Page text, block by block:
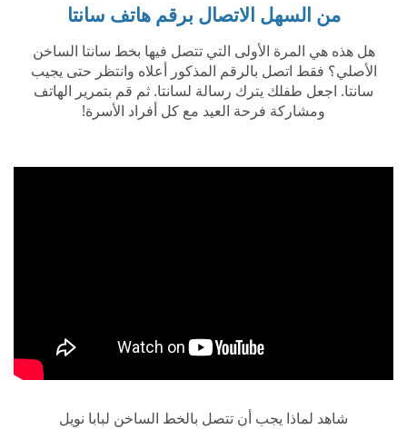
من السهل الاتصال برقم هاتف سانتا
هل هذه هي المرة الأولى التي تتصل فيها بخط سانتا الساخن
الأصلي؟ فقط اتصل بالرقم المذكور أعلاه وانتظر حتى يجيب
سانتا. اجعل طفلك يترك رسالة لسانتا. ثم قم بتمرير الهاتف
ومشاركة فرحة العيد مع كل أفراد الأسرة!
شاهد لماذا يجب أن تتصل بالخط الساخن لبابا نويل